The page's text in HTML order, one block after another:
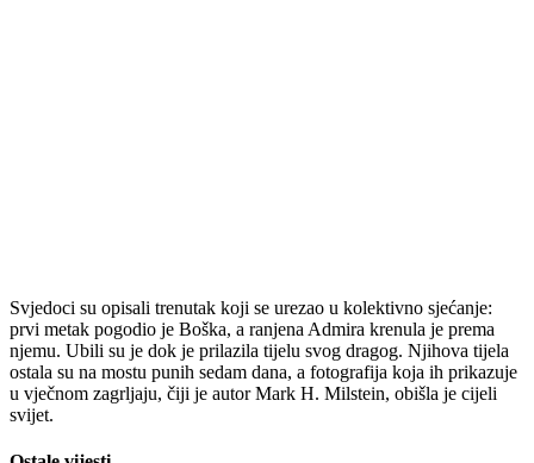
Svjedoci su opisali trenutak koji se urezao u kolektivno sjećanje:
prvi metak pogodio je Boška, a ranjena Admira krenula je prema
njemu. Ubili su je dok je prilazila tijelu svog dragog. Njihova tijela
ostala su na mostu punih sedam dana, a fotografija koja ih prikazuje
u vječnom zagrljaju, čiji je autor Mark H. Milstein, obišla je cijeli
svijet.